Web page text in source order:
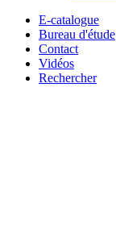
E-catalogue
Bureau d'étude
Contact
Vidéos
Rechercher